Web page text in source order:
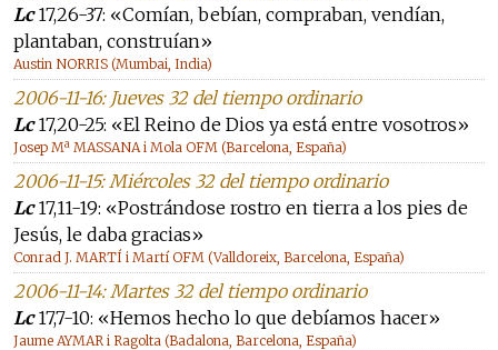
Lc17,26-37: «Comían, bebían, compraban, vendían,
plantaban, construían»
Austin NORRIS (Mumbai, India)
2006-11-16: Jueves 32 del tiempo ordinario
Lc17,20-25: «El Reino de Dios ya está entre vosotros»
Josep Mª MASSANA i Mola OFM (Barcelona, España)
2006-11-15: Miércoles 32 del tiempo ordinario
Lc17,11-19: «Postrándose rostro en tierra a los pies de
Jesús, le daba gracias»
Conrad J. MARTÍ i Martí OFM (Valldoreix, Barcelona, España)
2006-11-14: Martes 32 del tiempo ordinario
Lc17,7-10: «Hemos hecho lo que debíamos hacer»
Jaume AYMAR i Ragolta (Badalona, Barcelona, España)